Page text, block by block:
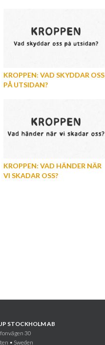
KROPPEN: VAD SKYDDAR OSS
PÅ UTSIDAN?
KROPPEN: VAD HÄNDER NÄR
VI SKADAR OSS?
STOCKHOLM AB
30
• Sweden